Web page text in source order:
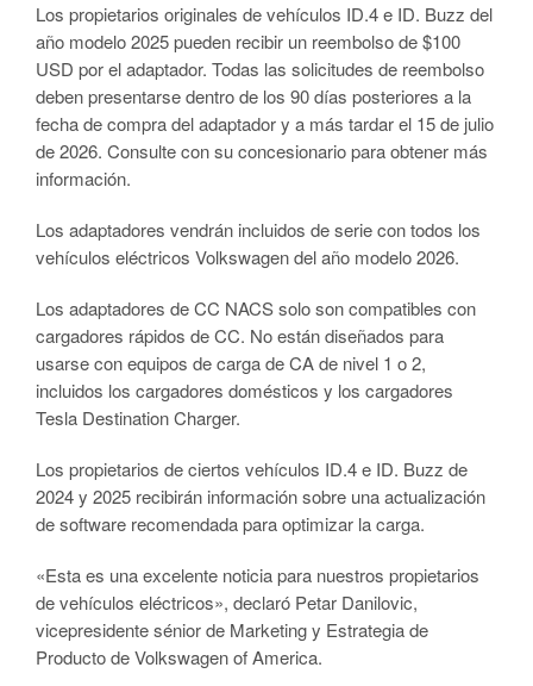
Los propietarios originales de vehículos ID.4 e ID. Buzz del
año modelo 2025 pueden recibir un reembolso de $100
USD por el adaptador. Todas las solicitudes de reembolso
deben presentarse dentro de los 90 días posteriores a la
fecha de compra del adaptador y a más tardar el 15 de julio
de 2026. Consulte con su concesionario para obtener más
información.
Los adaptadores vendrán incluidos de serie con todos los
vehículos eléctricos Volkswagen del año modelo 2026.
Los adaptadores de CC NACS solo son compatibles con
cargadores rápidos de CC. No están diseñados para
usarse con equipos de carga de CA de nivel 1 o 2,
incluidos los cargadores domésticos y los cargadores
Tesla Destination Charger.
Los propietarios de ciertos vehículos ID.4 e ID. Buzz de
2024 y 2025 recibirán información sobre una actualización
de software recomendada para optimizar la carga.
«Esta es una excelente noticia para nuestros propietarios
de vehículos eléctricos», declaró Petar Danilovic,
vicepresidente sénior de Marketing y Estrategia de
Producto de Volkswagen of America.